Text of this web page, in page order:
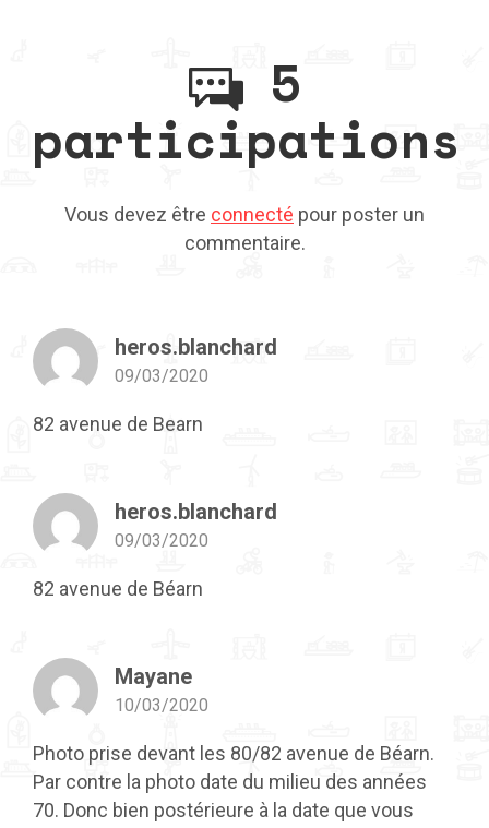
5
participations
Vous devez être connecté pour poster un
commentaire.
heros.blanchard
09/03/2020
82 avenue de Bearn
heros.blanchard
09/03/2020
82 avenue de Béarn
Mayane
10/03/2020
Photo prise devant les 80/82 avenue de Béarn.
Par contre la photo date du milieu des années
70. Donc bien postérieure à la date que vous